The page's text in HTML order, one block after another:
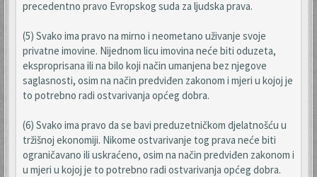
precedentno pravo Evropskog suda za ljudska prava.
(5) Svako ima pravo na mirno i neometano uživanje svoje
privatne imovine. Nijednom licu imovina neće biti oduzeta,
eksproprisana ili na bilo koji način umanjena bez njegove
saglasnosti, osim na način predviđen zakonom i mjeri u kojoj je
to potrebno radi ostvarivanja općeg dobra.
(6) Svako ima pravo da se bavi preduzetničkom djelatnošću u
tržišnoj ekonomiji. Nikome ostvarivanje tog prava neće biti
ograničavano ili uskraćeno, osim na način predviđen zakonom i
u mjeri u kojoj je to potrebno radi ostvarivanja općeg dobra.